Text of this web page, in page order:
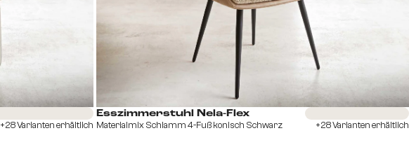
Sofort versandfertig
+28 Varianten erhältlich
Esszimmerstuhl Nela-Flex
Materialmix Schlamm 4-Fuß konisch Schwarz
Sofort versandfertig
+28 Varianten erhältlich